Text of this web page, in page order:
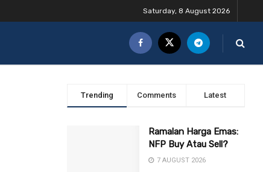
Saturday, 8 August 2026
Trending Comments Latest
Ramalan Harga Emas:
NFP Buy Atau Sell?
7 AUGUST 2026